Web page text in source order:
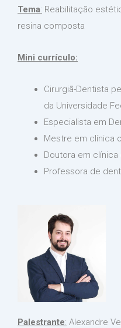
Tema: Reabilitação
resina composta
Mini currículo:
Cirurgiã-Dentista
da Universidade
Especialista em
Mestre em clínica
Doutora em
Professora de
Palestrante: Alexandre